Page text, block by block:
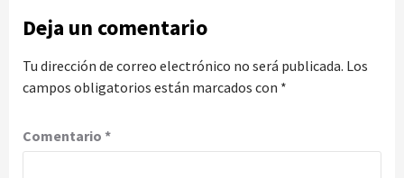
Deja un comentario
Tu dirección de correo electrónico no será publicada. Los
campos obligatorios están marcados con *
Comentario *